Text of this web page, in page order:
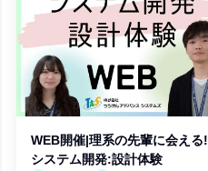
WEB開催|理系の先輩に会える!
システム開発:設計体験